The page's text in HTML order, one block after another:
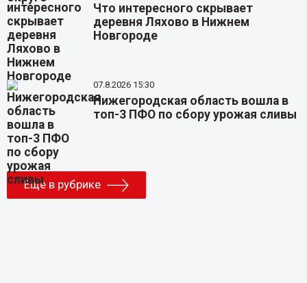
Что интересного скрывает
деревня Ляхово в Нижнем
Новгороде
07.8.2026 15:30
Нижегородская область вошла в
топ-3 ПФО по сбору урожая сливы
Еще в рубрике